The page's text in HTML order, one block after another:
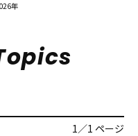
年
1／1 ページ